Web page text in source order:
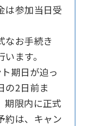
は参加当日受
なお手続き
ます。
期日が迫っ
の2日前ま
期限内に正式
約は、キャン